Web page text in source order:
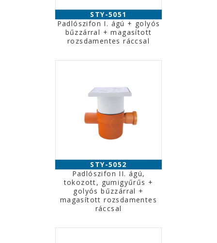
STY-5051
Padlószifon I. ágú + golyós
bűzzárral + magasított
rozsdamentes ráccsal
STY-5052
Padlószifon II. ágú,
tokozott, gumigyűrűs +
golyós bűzzárral +
magasított rozsdamentes
ráccsal